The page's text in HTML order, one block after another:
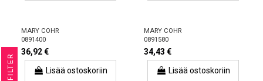
MARY COHR
0891400
36,92 €
Lisää ostoskoriin
MARY COHR
0891580
34,43 €
Lisää ostoskoriin
R